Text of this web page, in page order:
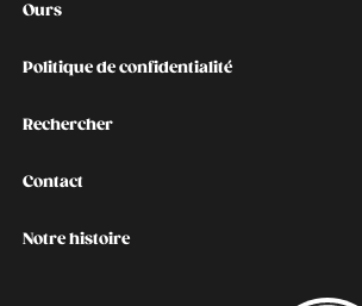
Ours
Politique de confidentialité
Rechercher
Contact
Notre histoire